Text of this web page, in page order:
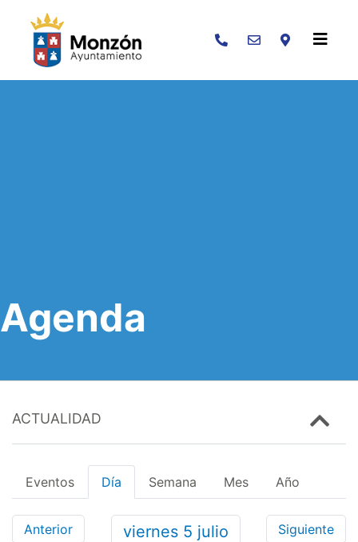
Buscar
Agenda
ACTUALIDAD
Eventos Día Semana Mes Año
Anterior viernes 5 julio Siguiente